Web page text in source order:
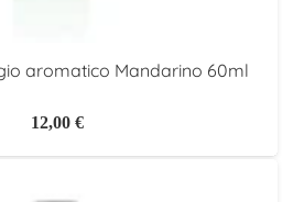
aromatico Mandarino 60ml
12,00 €